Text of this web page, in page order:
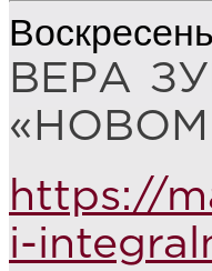
ВЕРА
«НОВОМ
https://
i-